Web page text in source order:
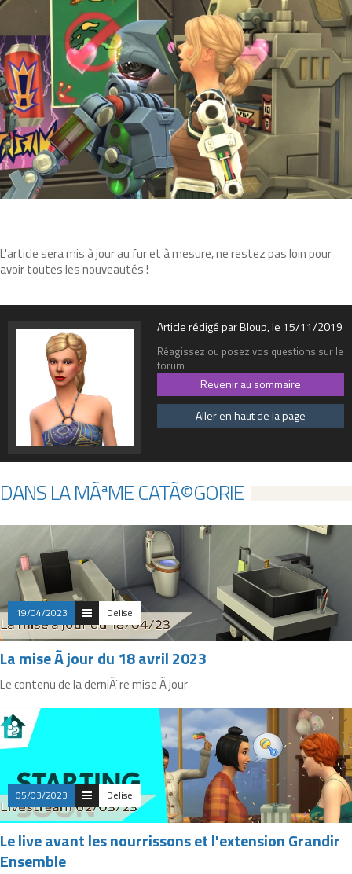
L'article sera mis à jour au fur et à mesure, ne restez pas loin pour
avoir toutes les nouveautés !
Article rédigé par Bloup, le 15/11/2019
Réagissez ou posez vos questions sur le
forum
Revenir au sommaire
Aller en haut de la page
DANS LA MÃªME CATÃ©GORIE
19/04/2023 Delise
La mise Ã jour du 18 avril 2023
Le contenu de la derniÃ¨re mise Ã jour
05/03/2023 Delise
Le live avant les nourrissons et l'extension Grandir
Ensemble